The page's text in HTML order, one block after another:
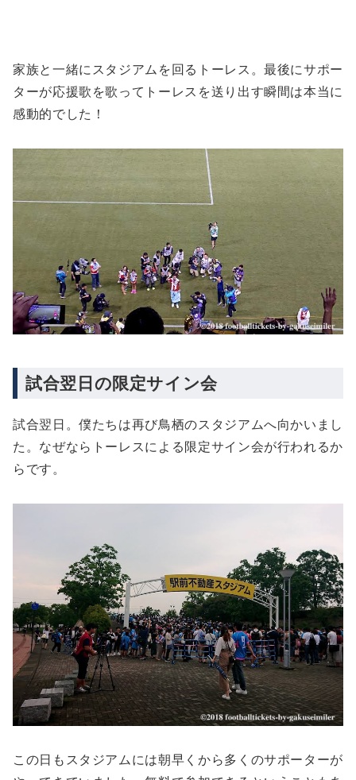
家族と一緒にスタジアムを回るトーレス。最後にサポー
ターが応援歌を歌ってトーレスを送り出す瞬間は本当に
感動的でした！
試合翌日の限定サイン会
試合翌日。僕たちは再び鳥栖のスタジアムへ向かいまし
た。なぜならトーレスによる限定サイン会が行われるか
らです。
この日もスタジアムには朝早くから多くのサポーターが